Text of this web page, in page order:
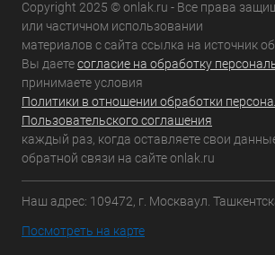
Copyright 2025 © onlak.ru - Все права
или частичном использовании
материалов с сайта ссылка на источник
Вы даетесогласие на обработку
принимаете условия
Политики в отношении обработки
Пользовательского соглашения
каждый раз, когда оставляете свои
обратной связи на сайте onlak.ru
Наш адрес: 109472, г. Москваул.
Посмотреть на карте